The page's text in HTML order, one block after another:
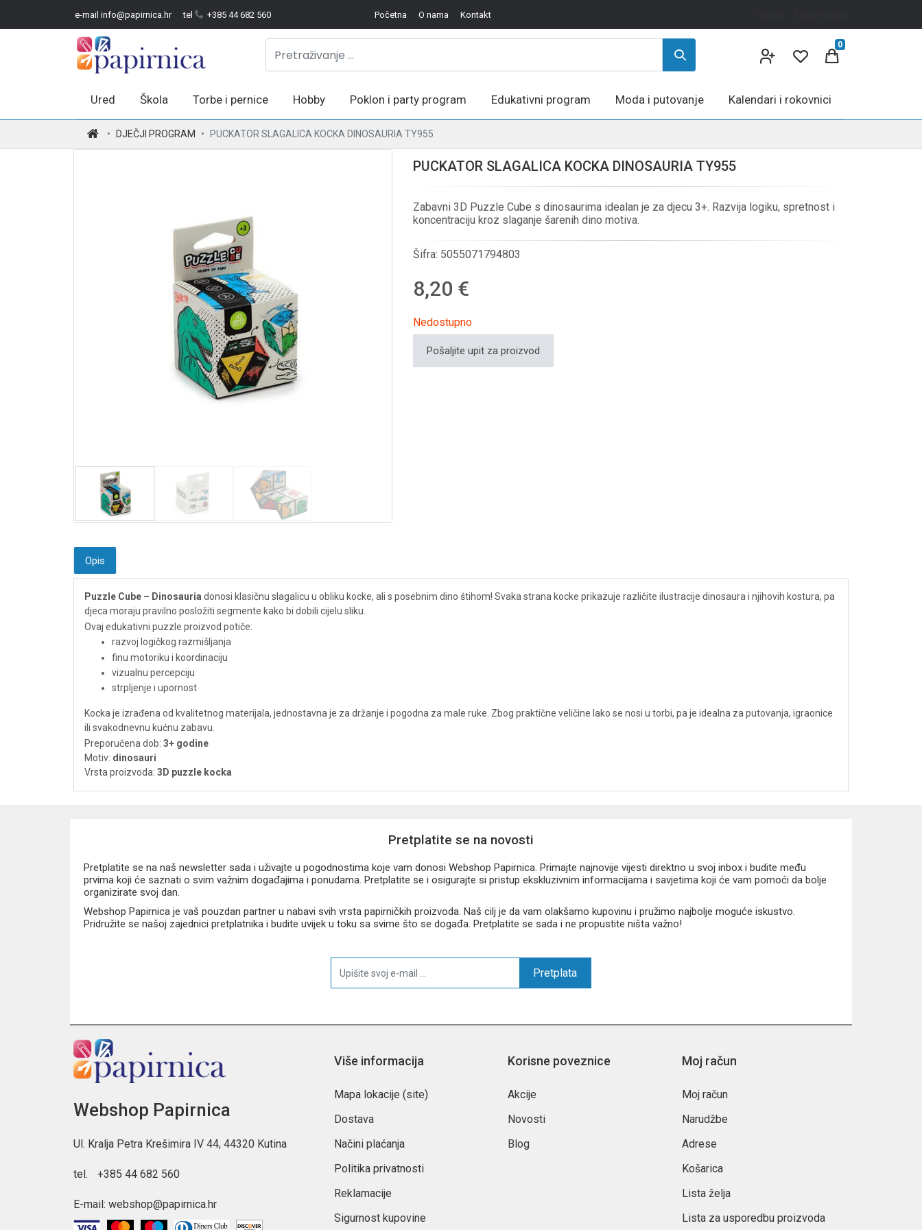
e-mail info@papirnica.hr tel +385 44 682 560 Početna O nama Kontakt
0
Ured Škola Torbe i pernice Hobby Poklon i party program Edukativni program Moda i putovanje Kalendari i rokovnici
DJEČJI PROGRAM PUCKATOR SLAGALICA KOCKA DINOSAURIA TY955
PUCKATOR SLAGALICA KOCKA DINOSAURIA TY955
Zabavni 3D Puzzle Cube s dinosaurima idealan je za djecu 3+. Razvija logiku, spretnost i
koncentraciju kroz slaganje šarenih dino motiva.
Šifra: 5055071794803
8,20 €
Nedostupno
Pošaljite upit za proizvod
Opis
Puzzle Cube – Dinosauria donosi klasičnu slagalicu u obliku kocke, ali s posebnim dino štihom! Svaka strana kocke prikazuje različite ilustracije dinosaura i njihovih kostura, pa
djeca moraju pravilno posložiti segmente kako bi dobili cijelu sliku.
Ovaj edukativni puzzle proizvod potiče:
razvoj logičkog razmišljanja
finu motoriku i koordinaciju
vizualnu percepciju
strpljenje i upornost
Kocka je izrađena od kvalitetnog materijala, jednostavna je za držanje i pogodna za male ruke. Zbog praktične veličine lako se nosi u torbi, pa je idealna za putovanja, igraonice
ili svakodnevnu kućnu zabavu.
Preporučena dob: 3+ godine
Motiv: dinosauri
Vrsta proizvoda: 3D puzzle kocka
Pretplatite se na novosti
Pretplatite se na naš newsletter sada i uživajte u pogodnostima koje vam donosi Webshop Papirnica. Primajte najnovije vijesti direktno u svoj inbox i budite među
prvima koji će saznati o svim važnim događajima i ponudama. Pretplatite se i osigurajte si pristup ekskluzivnim informacijama i savjetima koji će vam pomoći da bolje
organizirate svoj dan.
Webshop Papirnica je vaš pouzdan partner u nabavi svih vrsta papirničkih proizvoda. Naš cilj je da vam olakšamo kupovinu i pružimo najbolje moguće iskustvo.
Pridružite se našoj zajednici pretplatnika i budite uvijek u toku sa svime što se događa. Pretplatite se sada i ne propustite ništa važno!
Pretplata
Webshop Papirnica
Ul. Kralja Petra Krešimira IV 44, 44320 Kutina
tel. +385 44 682 560
E-mail: webshop@papirnica.hr
Više informacija
Mapa lokacije (site)
Dostava
Načini plaćanja
Politika privatnosti
Reklamacije
Sigurnost kupovine
Korisne poveznice
Akcije
Novosti
Blog
Moj račun
Moj račun
Narudžbe
Adrese
Košarica
Lista želja
Lista za usporedbu proizvoda